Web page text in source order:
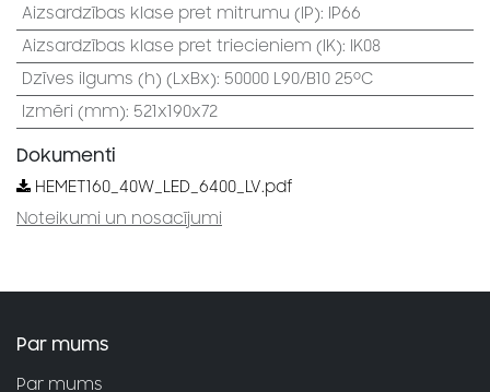
Aizsardzības klase pret mitrumu (IP): IP66
Aizsardzības klase pret triecieniem (IK): IK08
Dzīves ilgums (h) (LxBx): 50000 L90/B10 25⁰C
Izmēri (mm): 521x190x72
Dokumenti
HEMET160_40W_LED_6400_LV.pdf
Noteikumi un nosacījumi
Par mums
Par mums